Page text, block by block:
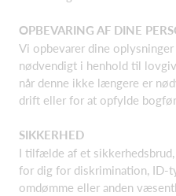
OPBEVARING AF DINE
Vi opbevarer dine
nødvendigt i henhold til
når denne ikke længere er
drift eller for at opfylde
SIKKERHED
I tilfælde af et
for dig for diskrimination, ID-
omdømme eller anden